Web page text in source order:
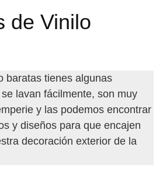
de Vinilo
baratas tienes algunas
lavan fácilmente, son muy
y las podemos encontrar
y diseños para que encajen
decoración exterior de la